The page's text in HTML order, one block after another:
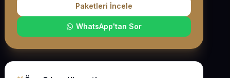
Paketleri İncele
WhatsApp'tan Sor